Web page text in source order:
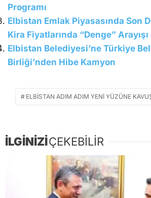
Programı
Elbistan Emlak Piyasasında Son
Kira Fiyatlarında “Denge” Arayışı
Elbistan Belediyesi’ne Türkiye
Birliği’nden Hibe Kamyon
ELBISTAN ADIM ADIM YENI YÜZÜNE
İLGİNİZİÇEKEBİLİR